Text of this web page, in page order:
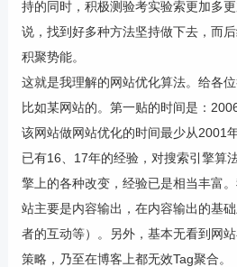
持的同时，积极测验考实验索更加多
说，找到好多种方法坚持做下去，而
积聚势能。
这就是我理解的网站优化算法。给各位
比如某网站的。第一贴的时间是：
该网站做网站优化的时间最少从2001
已有16、17年的经验，对搜索引擎算
擎上的各种改变，经验已是相当丰富
站主要是内容输出，在内容输出的基
者的互动等）。另外，基本无看到网
策略，乃至在博客上都无效Tag聚合。